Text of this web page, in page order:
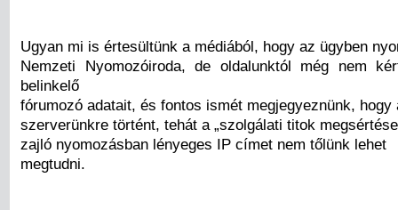
Ugyan mi is értesültünk a médiából, hogy az ügyben
Nemzeti Nyomozóiroda, de oldalunktól még nem
belinkelő
fórumozó adatait, és fontos ismét megjegyeznünk, hogy
szerverünkre történt, tehát a „szolgálati titok
zajló nyomozásban lényeges IP címet nem tőlünk lehet
megtudni.